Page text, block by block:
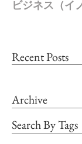
ビジネス（イ
Recent Posts
Archive
Search By Tags